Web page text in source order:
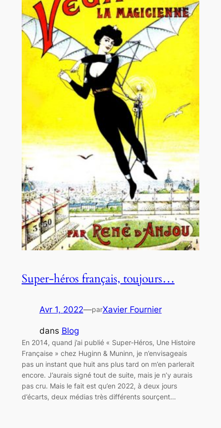
Super-héros français, toujours…
Avr 1, 2022—parXavier Fournier
dans Blog
En 2014, quand j’ai publié « Super-Héros, Une Histoire
Française » chez Huginn & Muninn, je n’envisageais
pas un instant que huit ans plus tard on m’en parlerait
encore. J’aurais signé tout de suite, mais je n’y aurais
pas cru. Mais le fait est qu’en 2022, à deux jours
d’écarts, deux médias très différents sourçent…